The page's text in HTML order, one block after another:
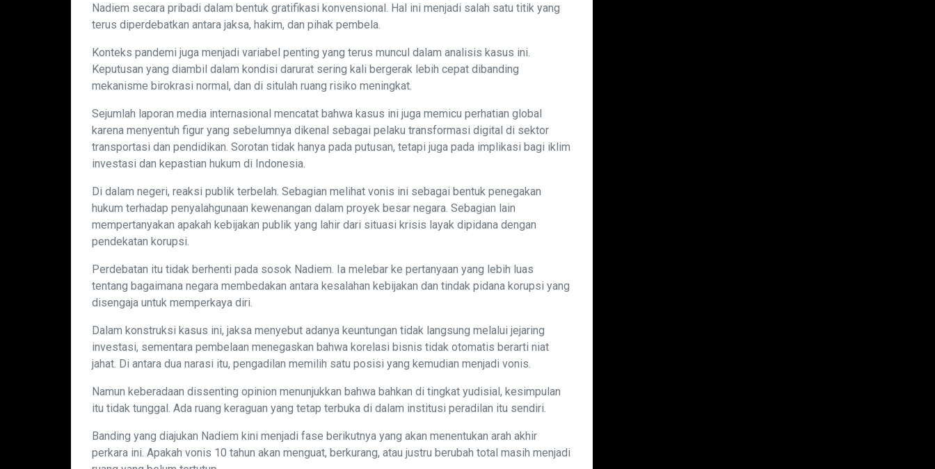
Nadiem secara pribadi dalam bentuk gratifikasi konvensional. Hal ini menjadi salah satu titik yang
terus diperdebatkan antara jaksa, hakim, dan pihak pembela.
Konteks pandemi juga menjadi variabel penting yang terus muncul dalam analisis kasus ini.
Keputusan yang diambil dalam kondisi darurat sering kali bergerak lebih cepat dibanding
mekanisme birokrasi normal, dan di situlah ruang risiko meningkat.
Sejumlah laporan media internasional mencatat bahwa kasus ini juga memicu perhatian global
karena menyentuh figur yang sebelumnya dikenal sebagai pelaku transformasi digital di sektor
transportasi dan pendidikan. Sorotan tidak hanya pada putusan, tetapi juga pada implikasi bagi iklim
investasi dan kepastian hukum di Indonesia.
Di dalam negeri, reaksi publik terbelah. Sebagian melihat vonis ini sebagai bentuk penegakan
hukum terhadap penyalahgunaan kewenangan dalam proyek besar negara. Sebagian lain
mempertanyakan apakah kebijakan publik yang lahir dari situasi krisis layak dipidana dengan
pendekatan korupsi.
Perdebatan itu tidak berhenti pada sosok Nadiem. Ia melebar ke pertanyaan yang lebih luas
tentang bagaimana negara membedakan antara kesalahan kebijakan dan tindak pidana korupsi yang
disengaja untuk memperkaya diri.
Dalam konstruksi kasus ini, jaksa menyebut adanya keuntungan tidak langsung melalui jejaring
investasi, sementara pembelaan menegaskan bahwa korelasi bisnis tidak otomatis berarti niat
jahat. Di antara dua narasi itu, pengadilan memilih satu posisi yang kemudian menjadi vonis.
Namun keberadaan dissenting opinion menunjukkan bahwa bahkan di tingkat yudisial, kesimpulan
itu tidak tunggal. Ada ruang keraguan yang tetap terbuka di dalam institusi peradilan itu sendiri.
Banding yang diajukan Nadiem kini menjadi fase berikutnya yang akan menentukan arah akhir
perkara ini. Apakah vonis 10 tahun akan menguat, berkurang, atau justru berubah total masih menjadi